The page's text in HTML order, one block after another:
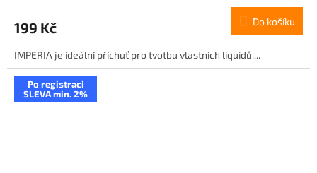
199 Kč Do košíku
IMPERIA je ideální příchuť pro tvotbu vlastních liquidů....
Po registraci
SLEVA min. 2%